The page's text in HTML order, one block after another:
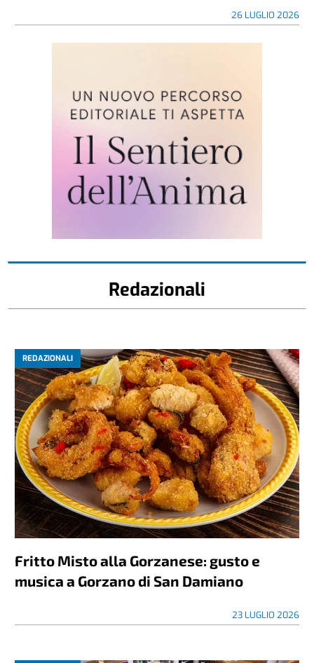
26 LUGLIO 2026
Redazionali
REDAZIONALI
Fritto Misto alla Gorzanese: gusto e
musica a Gorzano di San Damiano
23 LUGLIO 2026